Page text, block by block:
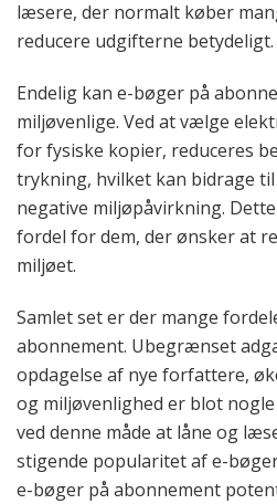
læsere, der normalt køber
reducere udgifterne betydeligt.
Endelig kan e-bøger på
miljøvenlige. Ved at vælge
for fysiske kopier, reduceres
trykning, hvilket kan bidrage
negative miljøpåvirkning.
fordel for dem, der ønsker at
miljøet.
Samlet set er der mange
abonnement. Ubegrænset
opdagelse af nye forfattere,
og miljøvenlighed er blot
ved denne måde at låne og
stigende popularitet af e-
e-bøger på abonnement